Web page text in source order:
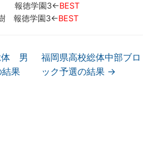
報徳学園3←BEST
報徳学園3←BEST
体 男
果
福岡県高校総体中部ブロ
ック予選の結果 →